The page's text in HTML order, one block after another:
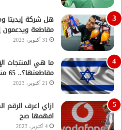
هل شركة إيديتا
مقاطعة ويدعمون
31 أكتوبر، 2023
ما هي المنتجات
مقاطعتها؟.. 65 منتج تقدر تستغنى عنهم
21 أكتوبر، 2023
ازاي اعرف الرقم
افهمها صح
4 أكتوبر، 2023